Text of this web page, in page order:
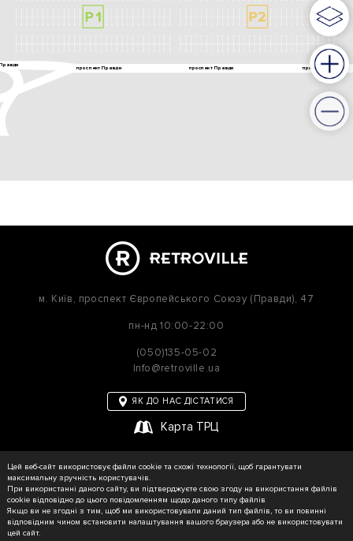
м. Київ, проспект Європейського Союзу (Правди), 47
пн-нд 10:00-22:00
(050)135-05-02
Info@retroville.ua
ЯК ДО НАС ДІСТАТИСЯ
Карта ТРЦ
© RETROVILLE, 2026 Усі права захищені
Цей веб-сайт використовує файли cookie та схожі технології, щоб гарантувати
максимальну зручність користувачів.
При використанні даного сайту, ви підтверджуєте свою згоду на використання файлів
cookie відповідно до цього повідомленням щодо даного типу файлів
Якщо ви не згодні з тим, щоб ми використовували даний тип файлів, то ви повинні
відповідним чином встановити налаштування вашого браузера або не використовувати
цей сайт.